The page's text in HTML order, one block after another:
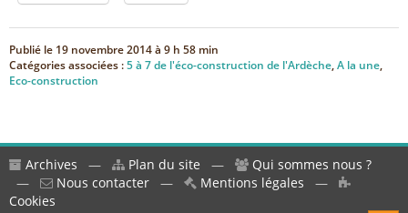
Publié le 19 novembre 2014 à 9 h 58 min
Catégories associées :5 à 7 de l'éco-construction de l'Ardèche,A la une,
Eco-construction
Archives — Plan du site —
Qui sommes nous ?
—
Nous contacter — Mentions légales —
Cookies